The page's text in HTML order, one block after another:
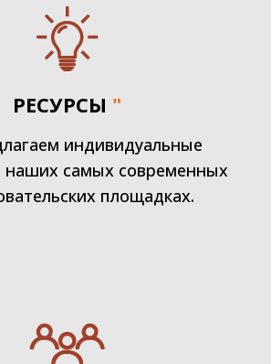
РЕСУРСЫ "
индивидуальные
наших самых современных
площадках.